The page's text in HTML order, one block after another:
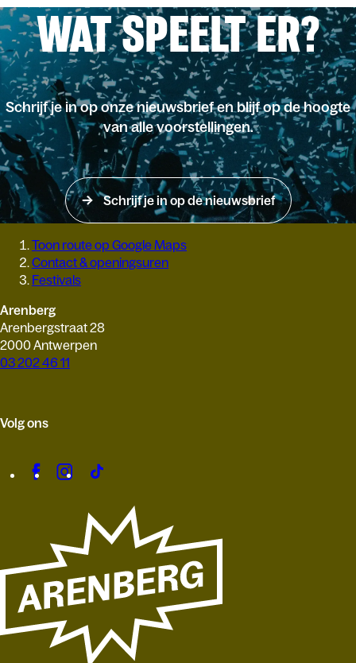
WAT SPEELT ER?
Schrijf je in op onze nieuwsbrief en blijf op de hoogte
van alle voorstellingen.
Schrijf je in op de nieuwsbrief
Toon route op Google Maps
Contact & openingsuren
Festivals
Arenberg
Arenbergstraat 28
2000 Antwerpen
03 202 46 11
Volg ons